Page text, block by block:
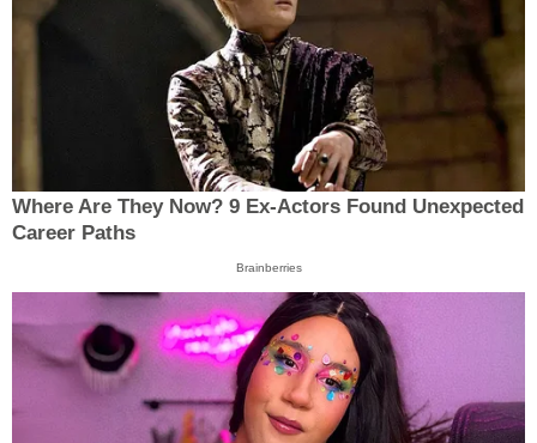
Where Are They Now? 9 Ex-Actors Found Unexpected
Career Paths
Brainberries